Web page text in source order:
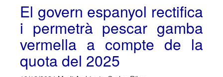
El govern espanyol rectifica
i permetrà pescar gamba
vermella a compte de la
quota del 2025